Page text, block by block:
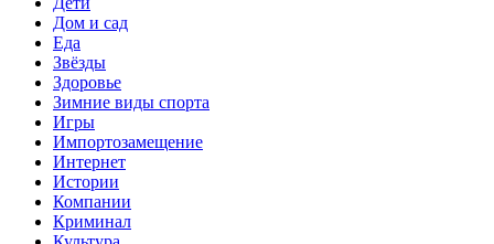
Дом и сад
Еда
Звёзды
Здоровье
Зимние виды спорта
Игры
Импортозамещение
Интернет
Истории
Компании
Криминал